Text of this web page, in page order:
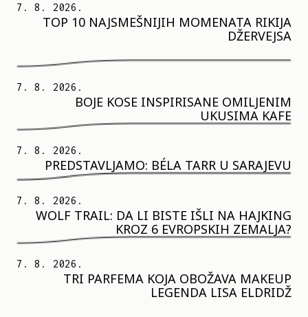
7. 8. 2026.
TOP 10 NAJSMEŠNIJIH MOMENATA RIKIJA
DŽERVEJSA
7. 8. 2026.
BOJE KOSE INSPIRISANE OMILJENIM
UKUSIMA KAFE
7. 8. 2026.
PREDSTAVLJAMO: BÉLA TARR U SARAJEVU
7. 8. 2026.
WOLF TRAIL: DA LI BISTE IŠLI NA HAJKING
KROZ 6 EVROPSKIH ZEMALJA?
7. 8. 2026.
TRI PARFEMA KOJA OBOŽAVA MAKEUP
LEGENDA LISA ELDRIDŽ